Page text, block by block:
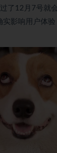
了12月7号就
实影响用户体